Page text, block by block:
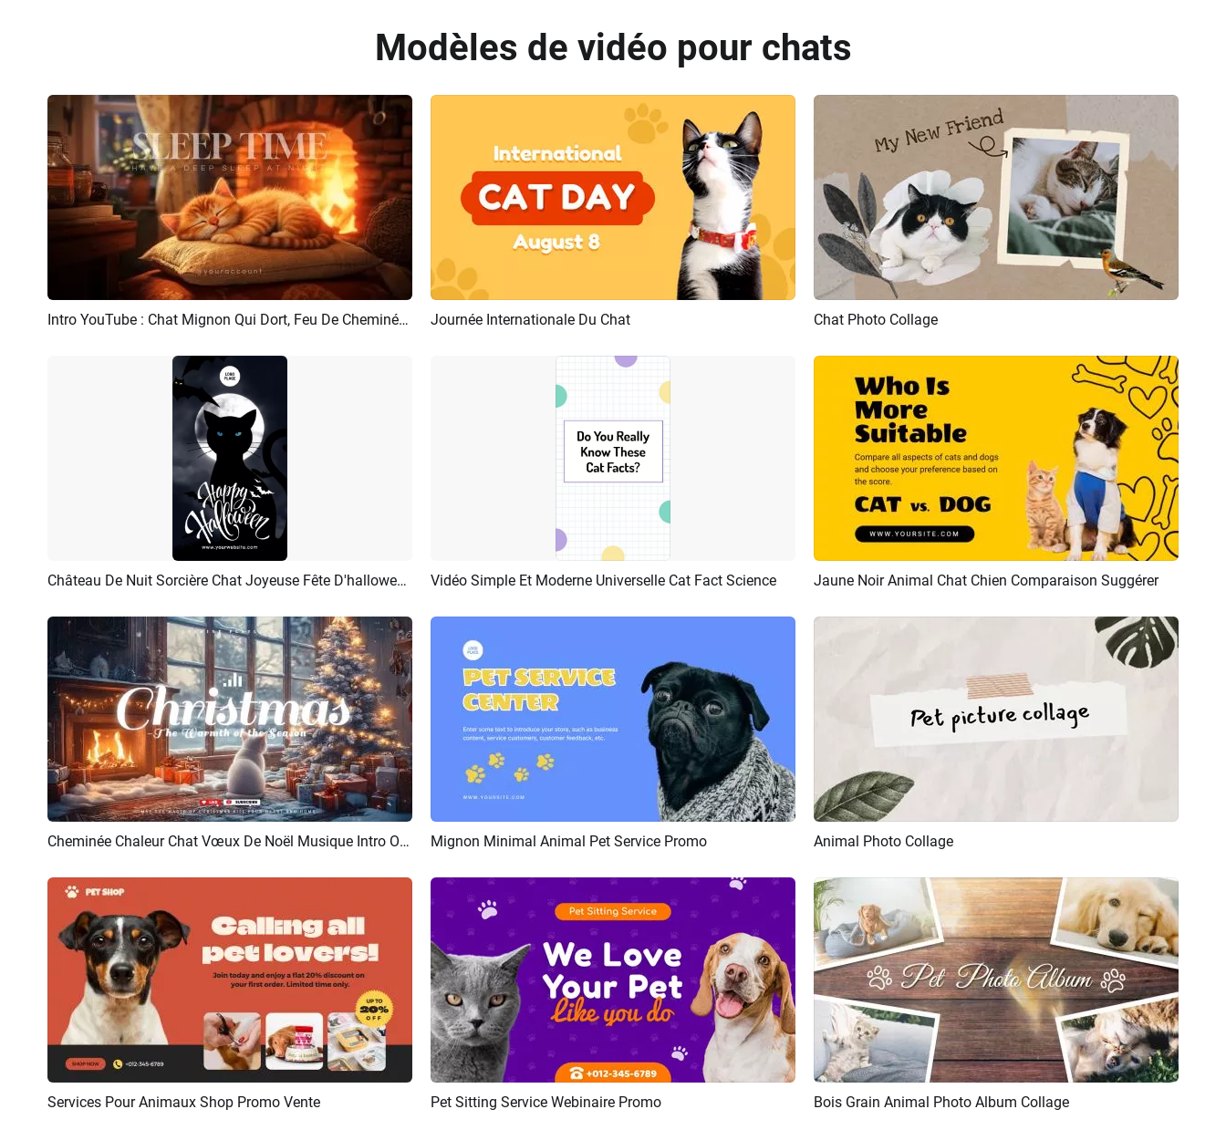
Modèles de vidéo pour chats
Aperçu Personnaliser Intro YouTube : Chat Mignon Qui Dort, Feu De Cheminée, Bruit Blanc Aperçu
Journée Internationale Du Chat Aperçu
Chat Photo Collage
Aperçu Personnaliser Château De Nuit Sorcière Chat Joyeuse Fête D'halloween Histoire Instagram Aperçu Créer IA
Vidéo Simple Et Moderne Universelle Cat Fact Science Aperçu Créer IA
Jaune Noir Animal Chat Chien Comparaison Suggérer
Aperçu Créer IA Cheminée Chaleur Chat Vœux De Noël Musique Intro Outro Youtube Aperçu Créer IA
Mignon Minimal Animal Pet Service Promo Aperçu
Animal Photo Collage
Aperçu Créer IA
Services Pour Animaux Shop Promo Vente Aperçu Créer IA
Pet Sitting Service Webinaire Promo Aperçu Créer IA
Bois Grain Animal Photo Album Collage